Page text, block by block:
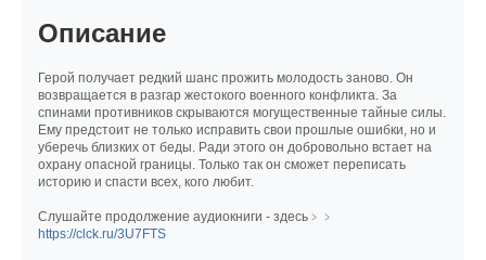
Описание
Герой получает редкий шанс прожить молодость заново. Он
возвращается в разгар жестокого военного конфликта. За
спинами противников скрываются могущественные тайные силы.
Ему предстоит не только исправить свои прошлые ошибки, но и
уберечь близких от беды. Ради этого он добровольно встает на
охрану опасной границы. Только так он сможет переписать
историю и спасти всех, кого любит.
Слушайте продолжение аудиокниги - здесь﹥﹥
https://clck.ru/3U7FTS